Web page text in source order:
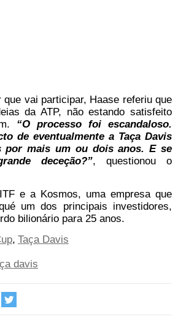
que vai participar, Haase referiu que
da ATP, não estando satisfeito
“O processo foi escandaloso.
de eventualmente a Taça Davis
por mais um ou dois anos. E se
deceção?”, questionou o
e a Kosmos, uma empresa que
um dos principais investidores,
bilionário para 25 anos.
Taça Davis
davis